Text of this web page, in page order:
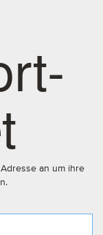
an um ihre